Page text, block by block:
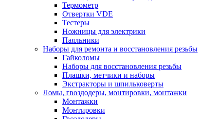
Термометр
Отвертки VDE
Тестеры
Ножницы для электрики
Паяльники
Наборы для ремонта и восстановления резьбы
Гайколомы
Наборы для восстановления резьбы
Плашки, метчики и наборы
Экстракторы и шпильковерты
Ломы, гвоздодеры, монтировки, монтажки
Монтажки
Монтировки